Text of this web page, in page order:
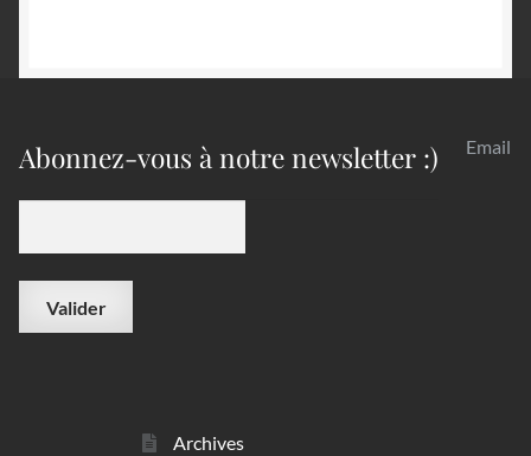
Abonnez-vous à notre newsletter :) Email
Archives